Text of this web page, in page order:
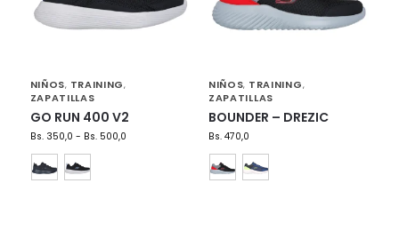
NIÑOS, TRAINING,
ZAPATILLAS
GO RUN 400 V2
Bs.350,0 - Bs.500,0
NIÑOS, TRAINING,
ZAPATILLAS
BOUNDER – DREZIC
Bs.470,0